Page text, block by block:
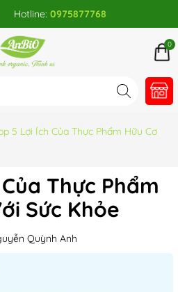
Hotline: 0975877768
0
5 Lợi Ích Của Thực Phẩm Hữu Cơ
Thực Phẩm
Sức Khỏe
Quỳnh Anh